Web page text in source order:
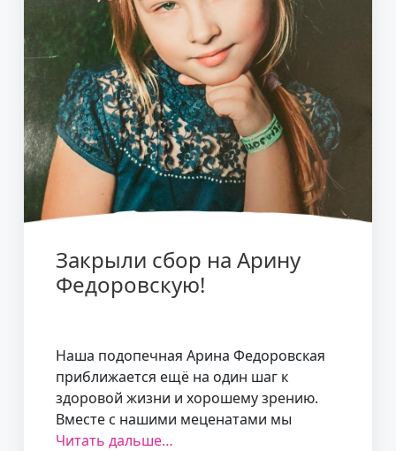
Закрыли сбор на Арину
Федоровскую!
Наша подопечная Арина Федоровская
приближается ещё на один шаг к
здоровой жизни и хорошему зрению.
Вместе с нашими меценатами мы
Читать дальше…